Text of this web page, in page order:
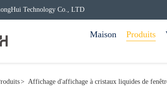
Technology Co., LTD
Maison Produits
> Affichage d'affichage à cristaux liquides de